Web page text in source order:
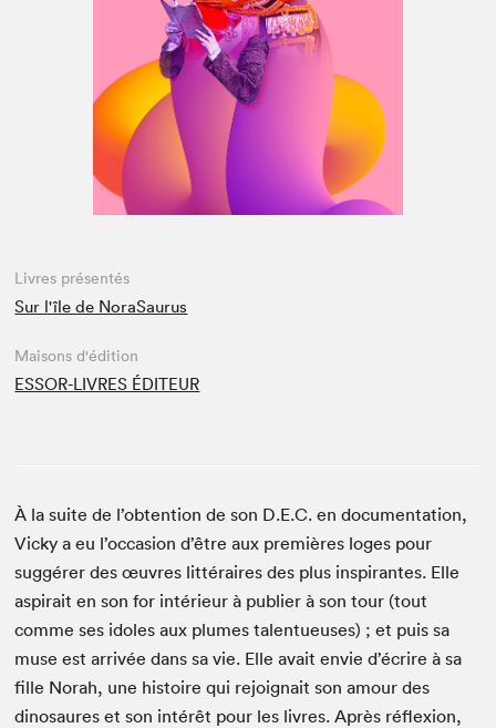
Espace médias
Livres présentés
Sur l'île de NoraSaurus
Maisons d'édition
ESSOR-LIVRES ÉDITEUR
À la suite de l’obtention de son D.E.C. en documentation,
Vicky a eu l’occasion d’être aux premières loges pour
suggérer des œuvres littéraires des plus inspirantes. Elle
aspirait en son for intérieur à publier à son tour (tout
comme ses idoles aux plumes talentueuses) ; et puis sa
muse est arrivée dans sa vie. Elle avait envie d’écrire à sa
fille Norah, une histoire qui rejoignait son amour des
dinosaures et son intérêt pour les livres. Après réflexion,